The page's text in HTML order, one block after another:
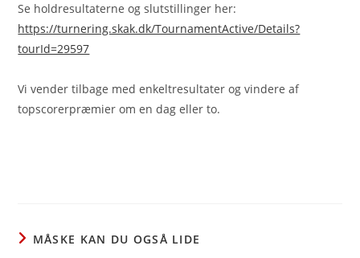
Se holdresultaterne og slutstillinger her:
https://turnering.skak.dk/TournamentActive/Details?
tourId=29597
Vi vender tilbage med enkeltresultater og vindere af
topscorerpræmier om en dag eller to.
MÅSKE KAN DU OGSÅ LIDE